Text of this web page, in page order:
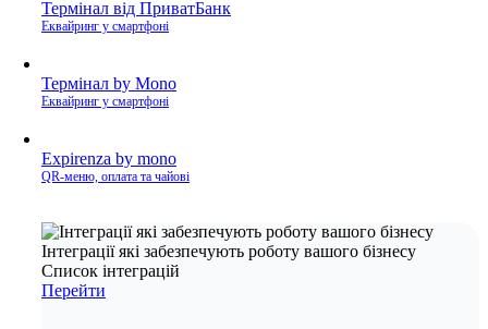
Термінал від ПриватБанк
Еквайринг у смартфоні
Термінал by Mono
Еквайринг у смартфоні
Expirenza by mono
QR-меню, оплата та чайові
Інтеграції які забезпечують роботу вашого бізнесу
Список інтеграцій
Перейти